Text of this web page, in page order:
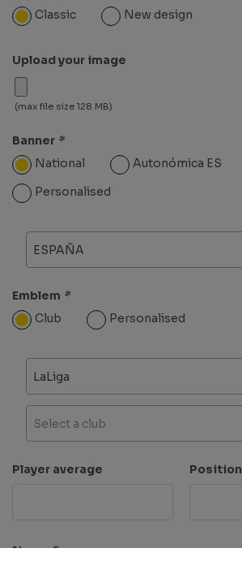
Classic
New design
Upload your image
(max file size 128 MB)
Banner *
National
Autonómica ES
Personalised
ESPAÑA
Emblem *
Club
Personalised
LaLiga
Select a club
Player average Position
Name*